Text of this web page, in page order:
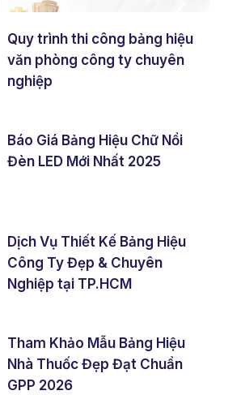
Quy trình thi công bảng hiệu
văn phòng công ty chuyên
nghiệp
Báo Giá Bảng Hiệu Chữ Nổi
Đèn LED Mới Nhất 2025
Dịch Vụ Thiết Kế Bảng Hiệu
Công Ty Đẹp & Chuyên
Nghiệp tại TP.HCM
Tham Khảo Mẫu Bảng Hiệu
Nhà Thuốc Đẹp Đạt Chuẩn
GPP 2026